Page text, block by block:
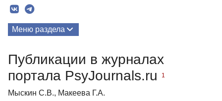
Меню раздела
Публикации в журналах
портала PsyJournals.ru
1
Мыскин С.В., Макеева Г.А.